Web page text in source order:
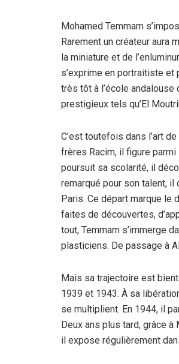
Mohamed Temmam
Rarement un créateur aura
la miniature et de
s’exprime en portraitiste
très tôt à l’école
prestigieux tels qu’El
C’est toutefois dans l’art
frères Racim, il figure
poursuit sa scolarité, il
remarqué pour son talent,
Paris. Ce départ marque le
faites de découvertes,
tout, Temmam s’immerge
plasticiens. De passage à
Mais sa trajectoire est
1939 et 1943. À sa
se multiplient. En 1944, il
Deux ans plus tard, grâce
il expose régulièrement